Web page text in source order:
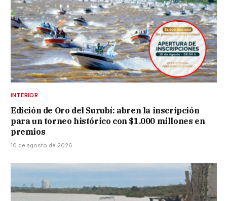
INTERIOR
Edición de Oro del Surubí: abren la inscripción
para un torneo histórico con $1.000 millones en
premios
10 de agosto de 2026